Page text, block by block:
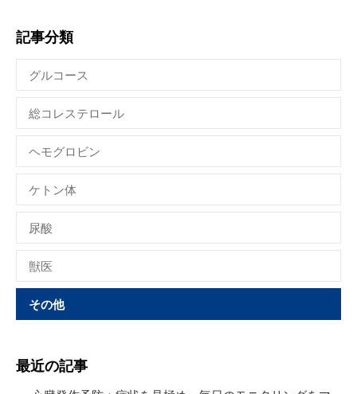
記事分類
グルコース
総コレステロール
ヘモグロビン
ケトン体
尿酸
獣医
その他
最近の記事